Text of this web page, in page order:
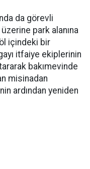
da görevli
park alanına
içindeki bir
itfaiye ekiplerinin
bakımevinde
misinadan
ardından yeniden